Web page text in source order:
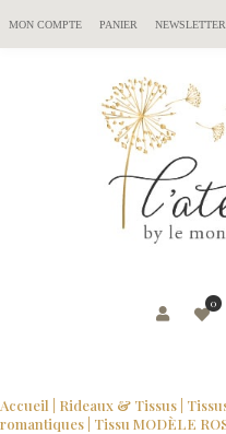
MON COMPTE PANIER NEWSLETTER
0
Accueil Rideaux & Tissus
romantiques | Tissu MODÈLE